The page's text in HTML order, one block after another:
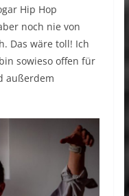
Hip Hop
noch nie von
Das wäre toll! Ich
sowieso offen für
außerdem